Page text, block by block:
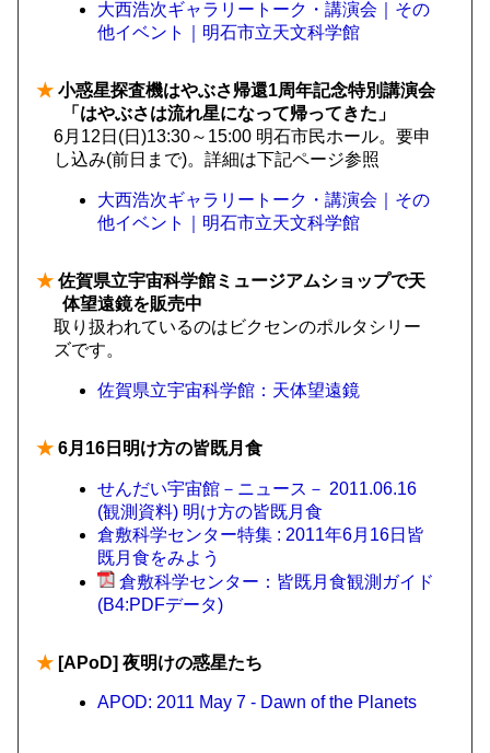
大西浩次ギャラリートーク・講演会｜その
他イベント｜明石市立天文科学館
★ 小惑星探査機はやぶさ帰還1周年記念特別講演会
「はやぶさは流れ星になって帰ってきた」
6月12日(日)13:30～15:00 明石市民ホール。要申
し込み(前日まで)。詳細は下記ページ参照
大西浩次ギャラリートーク・講演会｜その
他イベント｜明石市立天文科学館
★ 佐賀県立宇宙科学館ミュージアムショップで天
体望遠鏡を販売中
取り扱われているのはビクセンのポルタシリー
ズです。
佐賀県立宇宙科学館：天体望遠鏡
★ 6月16日明け方の皆既月食
せんだい宇宙館－ニュース－ 2011.06.16
(観測資料) 明け方の皆既月食
倉敷科学センター特集 : 2011年6月16日皆
既月食をみよう
倉敷科学センター：皆既月食観測ガイド
(B4:PDFデータ)
★ [APoD] 夜明けの惑星たち
APOD: 2011 May 7 - Dawn of the Planets